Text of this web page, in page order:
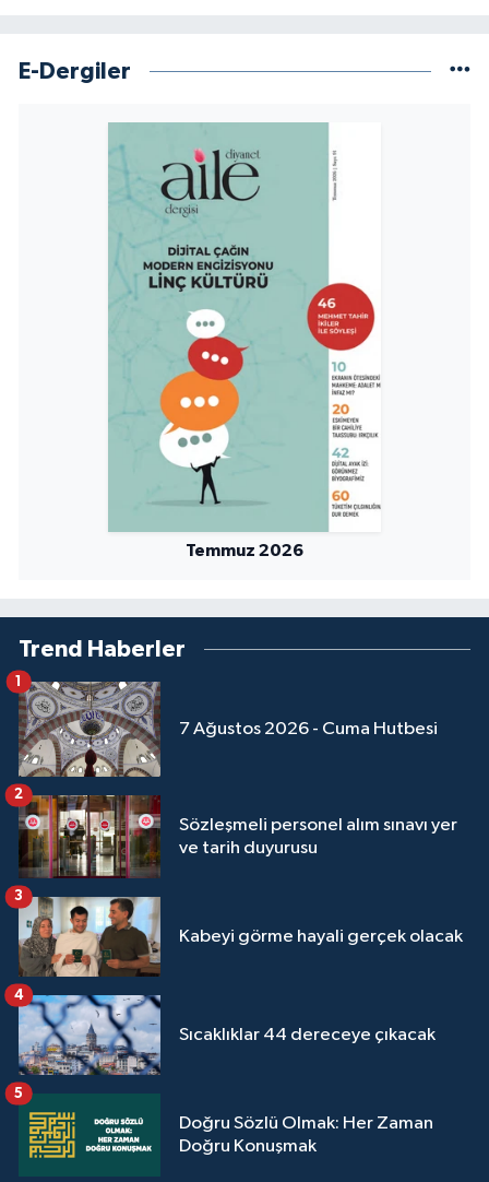
E-Dergiler
Temmuz 2026
Trend Haberler
7 Ağustos 2026 - Cuma Hutbesi
1
Sözleşmeli personel alım sınavı yer
ve tarih duyurusu
2
Kabeyi görme hayali gerçek olacak
3
Sıcaklıklar 44 dereceye çıkacak
4
Doğru Sözlü Olmak: Her Zaman
Doğru Konuşmak
5